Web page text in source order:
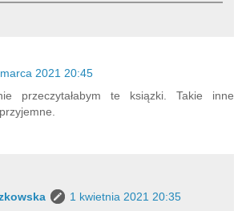
2021 20:45
przeczytałabym te ksiązki. Takie inne
1 kwietnia 2021 20:35